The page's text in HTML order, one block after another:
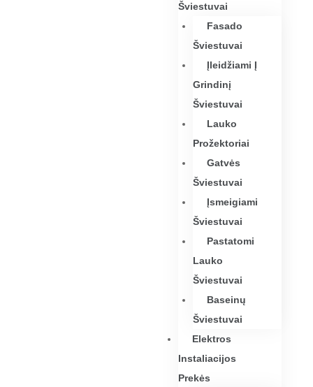
Šviestuvai
Fasado
Šviestuvai
Įleidžiami Į
Grindinį
Šviestuvai
Lauko
Prožektoriai
Gatvės
Šviestuvai
Įsmeigiami
Šviestuvai
Pastatomi
Lauko
Šviestuvai
Baseinų
Šviestuvai
Elektros
Instaliacijos
Prekės